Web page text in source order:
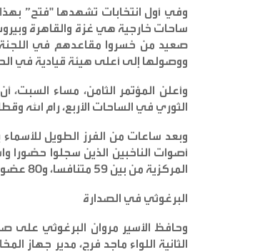
وفي أول انتخابات تشهدها "فتح”
ساحات خارجية هي غزة والقاهرة
صعيد من خسروا مقاعدهم في
ووصولها إلى أعلى هيئة قيادية في
وأعلن المؤتمر الثامن، مساء السبت،
الثوري في الساحات الأربع، رام الله وقطاع غزة
وبعد ساعات من الفرز الطويل
المركزية من بين 59 متنافسا، و80 عضوا للمجلس الثوري من بين 450، جرى الكشف عن النتائج الأولية
البرغوثي في الصدارة